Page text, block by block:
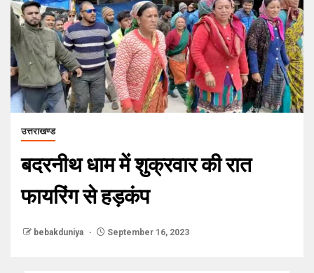
उत्तराखण्ड
बदरनीथ धाम में शुक्रवार की रात
फायरिंग से हड़कंप
bebakduniya September 16, 2023